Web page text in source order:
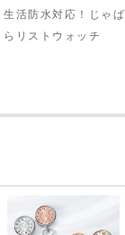
生活防水対応！じゃば
らリストウォッチ